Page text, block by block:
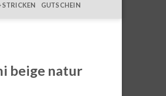
GUTSCHEIN
beige natur